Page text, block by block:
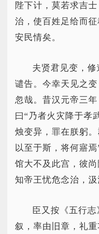
陛下计，莫若求吉
治，使百姓足给而
安民情矣。
夫贤君见变，
谴告。今幸天见之
忽哉。昔汉元帝三
曰“乃者火灾降于孝
烛变异，罪在朕躬
以至于斯，将何寤
馆大不及此宫，彼
知帝王忧危念治，汲
臣又按《五行
叙，率由旧章，礼